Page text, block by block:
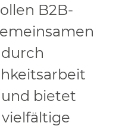
B2B-
bietet